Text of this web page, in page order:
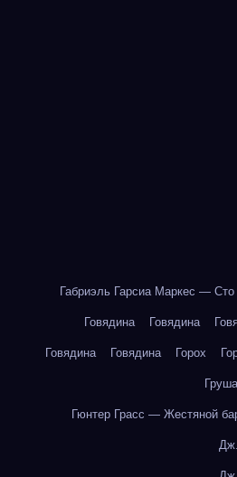
Габриэль Гарсиа Маркес — Сто
Говядина Говядина
Говядина Говядина Горох
Груша
Гюнтер Грасс — Жестяной